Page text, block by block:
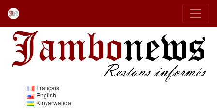
Français
English
Kinyarwanda